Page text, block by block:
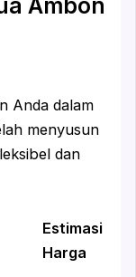
Ambon
Anda dalam
menyusun
dan
Estimasi
Harga